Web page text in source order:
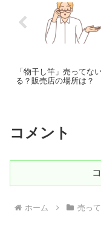
「物干し竿」売ってな
る？販売店の場所は？
コメント
ホーム 売っ